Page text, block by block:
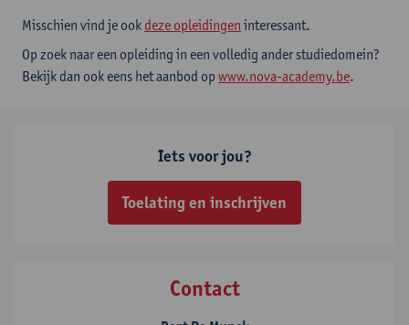
Misschien vind je ook deze opleidingen interessant.
Op zoek naar een opleiding in een volledig ander studiedomein?
Bekijk dan ook eens het aanbod op www.nova-academy.be.
Iets voor jou?
Toelating en inschrijven
Contact